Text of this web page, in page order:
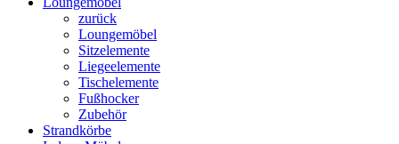
zurück
Loungemöbel
Sitzelemente
Liegeelemente
Tischelemente
Fußhocker
Zubehör
Strandkörbe